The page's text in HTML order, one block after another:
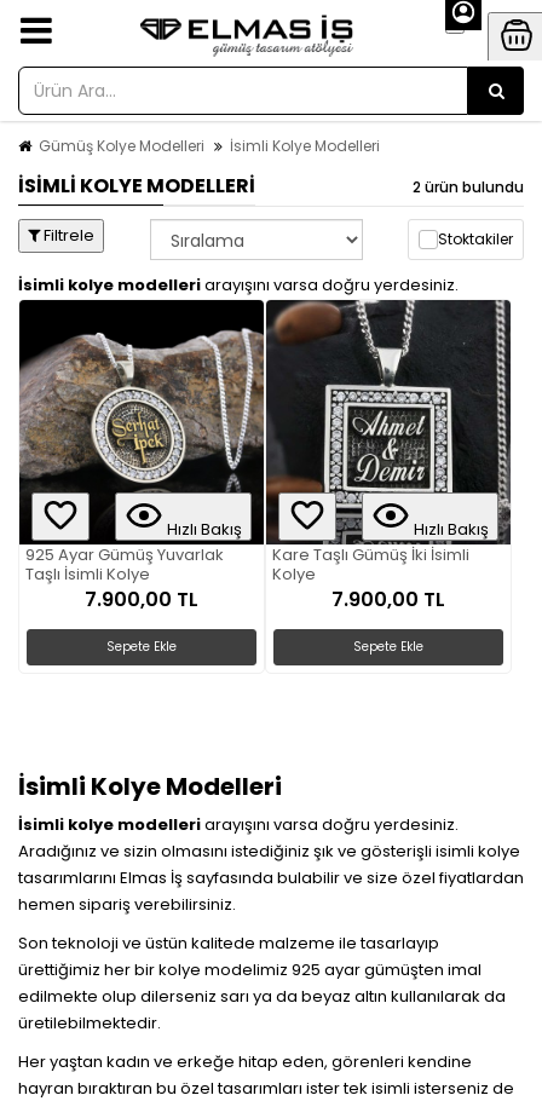
Gümüş Kolye Modelleri İsimli Kolye Modelleri
İSIMLI KOLYE MODELLERI 2 ürün bulundu
Filtrele Stoktakiler
İsimli kolye modelleriarayışını varsa doğru yerdesiniz.
Hızlı Bakış
925 Ayar Gümüş Yuvarlak
Taşlı İsimli Kolye
7.900,00 TL
Sepete Ekle
Hızlı Bakış
Kare Taşlı Gümüş İki İsimli
Kolye
7.900,00 TL
Sepete Ekle
İsimli Kolye Modelleri
İsimli kolye modelleriarayışını varsa doğru yerdesiniz.
Aradığınız ve sizin olmasını istediğiniz şık ve gösterişli isimli kolye
tasarımlarını Elmas İş sayfasında bulabilir ve size özel fiyatlardan
hemen sipariş verebilirsiniz.
Son teknoloji ve üstün kalitede malzeme ile tasarlayıp
ürettiğimiz her bir kolye modelimiz 925 ayar gümüşten imal
edilmekte olup dilerseniz sarı ya da beyaz altın kullanılarak da
üretilebilmektedir.
Her yaştan kadın ve erkeğe hitap eden, görenleri kendine
hayran bıraktıran bu özel tasarımları ister tek isimli isterseniz de